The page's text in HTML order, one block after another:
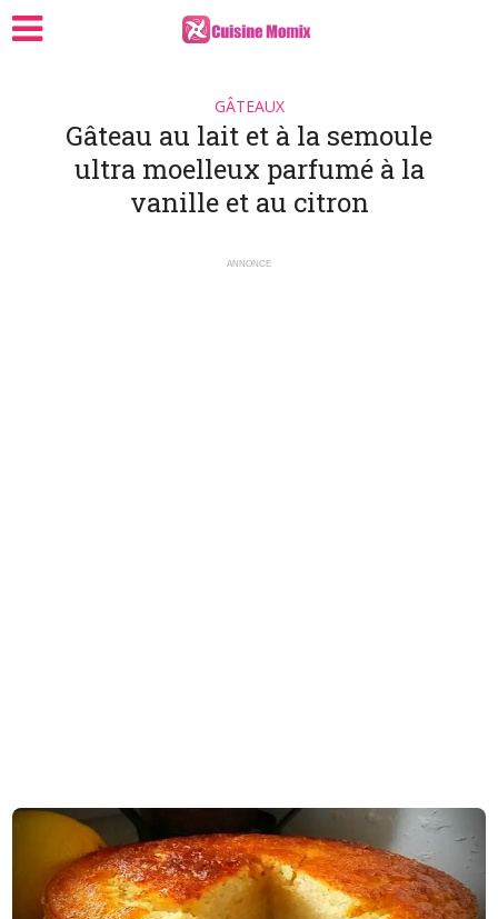
GÂTEAUX
Gâteau au lait et à la semoule
ultra moelleux parfumé à la
vanille et au citron
ANNONCE